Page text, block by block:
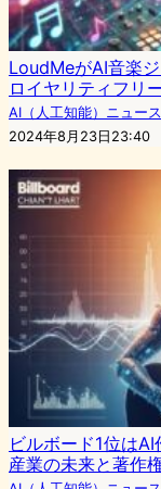
LoudMeがAI音楽
ロイヤリティフリ
AI（人工知能）ニュース
2024年8月23日23:40
ビルボード1位は
産業の未来と著作